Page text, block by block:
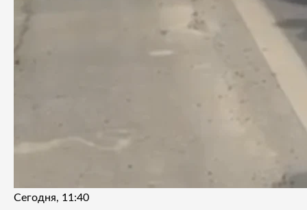
Сегодня, 11:40